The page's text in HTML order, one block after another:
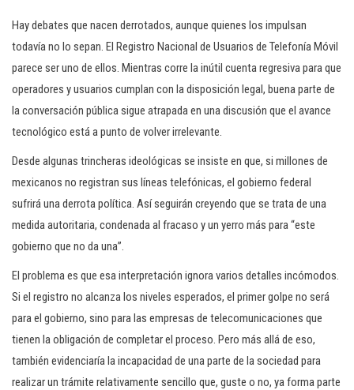
Hay debates que nacen derrotados, aunque quienes los impulsan
todavía no lo sepan. El Registro Nacional de Usuarios de Telefonía Móvil
parece ser uno de ellos. Mientras corre la inútil cuenta regresiva para que
operadores y usuarios cumplan con la disposición legal, buena parte de
la conversación pública sigue atrapada en una discusión que el avance
tecnológico está a punto de volver irrelevante.
Desde algunas trincheras ideológicas se insiste en que, si millones de
mexicanos no registran sus líneas telefónicas, el gobierno federal
sufrirá una derrota política. Así seguirán creyendo que se trata de una
medida autoritaria, condenada al fracaso y un yerro más para “este
gobierno que no da una”.
El problema es que esa interpretación ignora varios detalles incómodos.
Si el registro no alcanza los niveles esperados, el primer golpe no será
para el gobierno, sino para las empresas de telecomunicaciones que
tienen la obligación de completar el proceso. Pero más allá de eso,
también evidenciaría la incapacidad de una parte de la sociedad para
realizar un trámite relativamente sencillo que, guste o no, ya forma parte